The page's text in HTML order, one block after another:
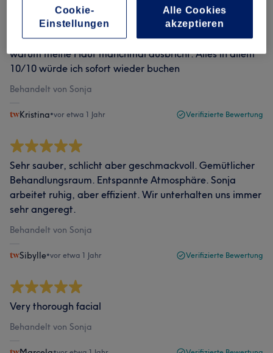
Super guter Service! Hat alles gepasst, ich hab sogar
noch ein wenig Ernährungsberatung dazu bekommen,
warum meine Haut manchmal ausbricht. Alles in allem
10/10 würde ich sofort wieder buchen
Behandelt von Sonja
Kristina•vor etwa 1 Jahr Verifizierte Bewertung
Sehr sauber, schlicht aber geschmackvoll. Gemütlicher
Behandlungsraum. Entspannte Atmosphäre. Sonja
arbeitet ruhig, aber effizient. Wir unterhalten uns immer
sehr angeregt.
Behandelt von Sonja
Sibylle•vor etwa 1 Jahr Verifizierte Bewertung
Very thorough facial
Behandelt von Sonja
Cookie-
Einstellungen
Alle Cookies
akzeptieren